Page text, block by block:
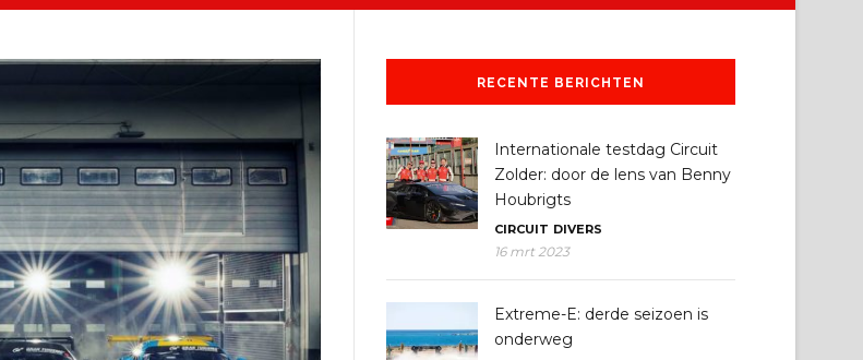
RECENTE BERICHTEN
Internationale testdag Circuit
Zolder: door de lens van Benny
Houbrigts
CIRCUIT DIVERS
16 mrt 2023
Extreme-E: derde seizoen is
onderweg